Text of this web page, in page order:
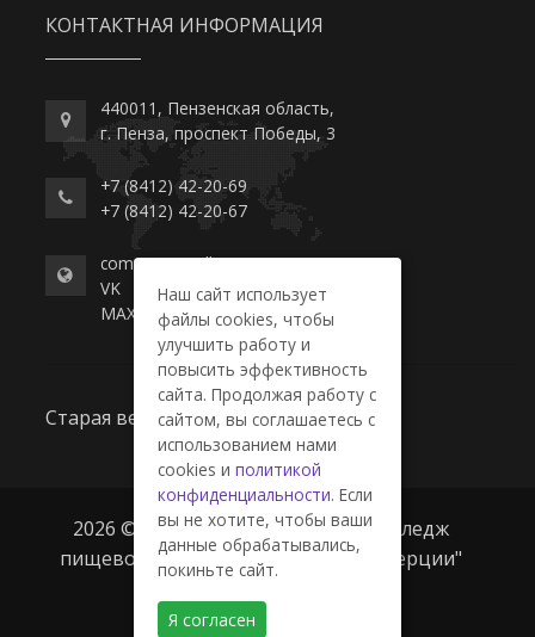
КОНТАКТНАЯ ИНФОРМАЦИЯ
440011, Пензенская область,
г. Пенза, проспект Победы, 3
+7 (8412) 42-20-69
+7 (8412) 42-20-67
commerce-college.ru
VK
MAX
Старая версия сайта
2026 © ГАПОУ ПО "Пензенский колледж
пищевой промышленности и коммерции"
Наш сайт использует
файлы cookies, чтобы
улучшить работу и
повысить эффективность
сайта. Продолжая работу с
сайтом, вы соглашаетесь с
использованием нами
cookies и политикой
конфиденциальности. Если
вы не хотите, чтобы ваши
данные обрабатывались,
покиньте сайт.
Я согласен